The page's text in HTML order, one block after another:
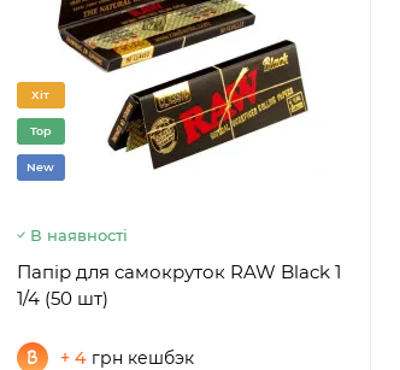
Хіт
Top
New
В наявності
Папір для самокруток RAW Black 1
1/4 (50 шт)
+ 4 грн кешбэк